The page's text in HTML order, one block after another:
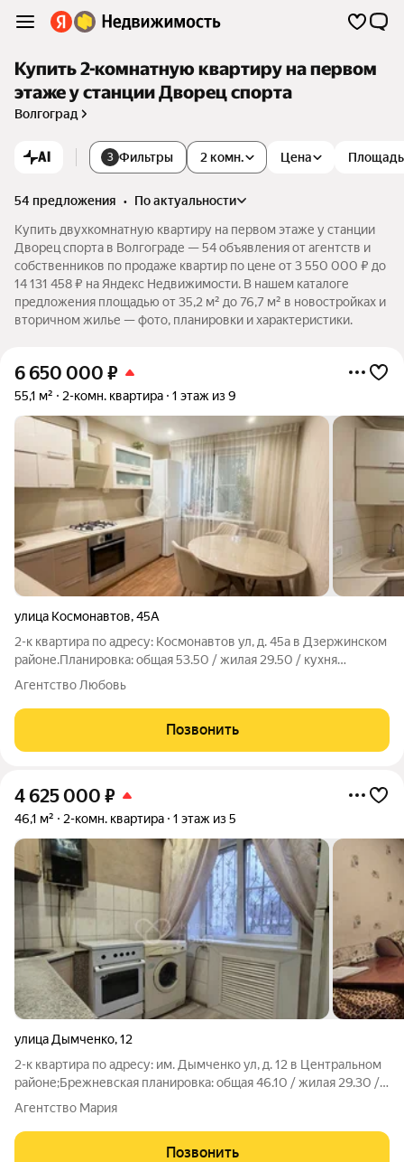
Купить 2-комнатную квартиру на первом
этаже у станции Дворец спорта
Волгоград
AI 3 Фильтры 2 комн. Цена Площадь
54 предложения •
по актуальности
Купить двухкомнатную квартиру на первом этаже у станции
Дворец спорта в Волгограде — 54 объявления от агентств и
собственников по продаже квартир по цене от 3 550 000 ₽ до
14 131 458 ₽ на Яндекс Недвижимости. В нашем каталоге
предложения площадью от 35,2 м² до 76,7 м² в новостройках и
вторичном жилье — фото, планировки и характеристики.
6 650 000 ₽
55,1 м² 2-комн. квартира 1 этаж из 9
улица Космонавтов,45А
2-к квартира по адресу: Космонавтов ул, д. 45а в Дзержинском
районе.Планировка: общая 53.50 / жилая 29.50 / кухня
10.10Раздельные комнаты: 16.4 + 13.1 метровКвартира в
полу ламинат.
Агентство Любовь
Позвонить
4 625 000 ₽
46,1 м² 2-комн. квартира 1 этаж из 5
улица Дымченко,12
2-к квартира по адресу: им. Дымченко ул, д. 12 в Центральном
районе;Брежневская планировка: общая 46.10 / жилая 29.30 /
кухня 6.00Раздельные комнаты: 16.4 + 12.9 метровНа полу
линолеум. Раздельный санузел.При продаже остается:
кухняКвартира
Агентство Мария
Позвонить